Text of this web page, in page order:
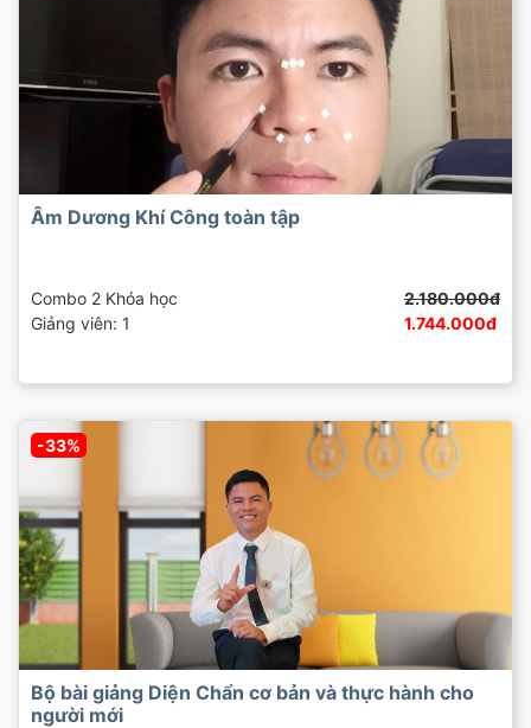
Âm Dương Khí Công toàn tập
Combo 2 Khóa học
Giảng viên: 1
2.180.000đ
1.744.000đ
-33%
Bộ bài giảng Diện Chẩn cơ bản và thực hành cho
người mới